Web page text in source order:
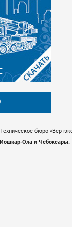
бюро
Ола и Чебоксары.